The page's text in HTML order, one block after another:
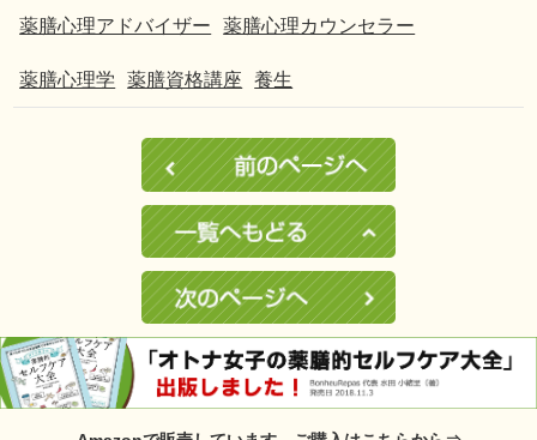
薬膳心理アドバイザー 薬膳心理カウンセラー
薬膳心理学 薬膳資格講座 養生